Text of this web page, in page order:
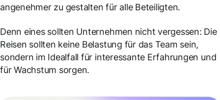
angenehmer zu gestalten für alle Beteiligten.
Denn eines sollten Unternehmen nicht vergessen: Die
Reisen sollten keine Belastung für das Team sein,
sondern im Idealfall für interessante Erfahrungen und
für Wachstum sorgen.